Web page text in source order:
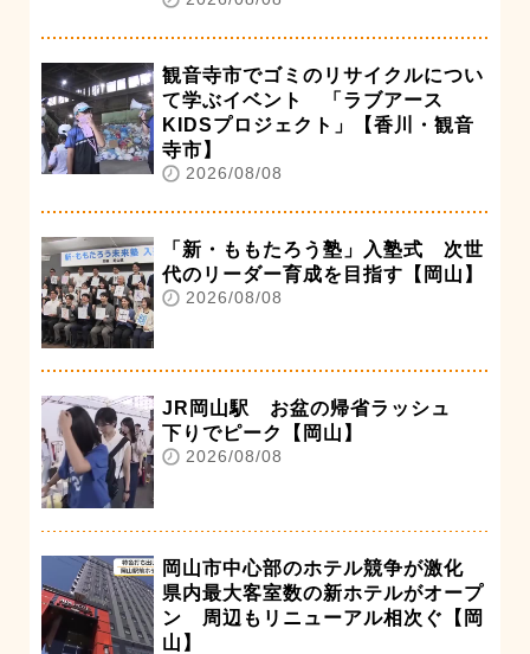
観音寺市でゴミのリサイクルについ
て学ぶイベント 「ラブアース
KIDSプロジェクト」【香川・観音
寺市】
2026/08/08
「新・ももたろう塾」入塾式 次世
代のリーダー育成を目指す【岡山】
2026/08/08
JR岡山駅 お盆の帰省ラッシュ
下りでピーク【岡山】
2026/08/08
岡山市中心部のホテル競争が激化
県内最大客室数の新ホテルがオープ
ン 周辺もリニューアル相次ぐ【岡
山】